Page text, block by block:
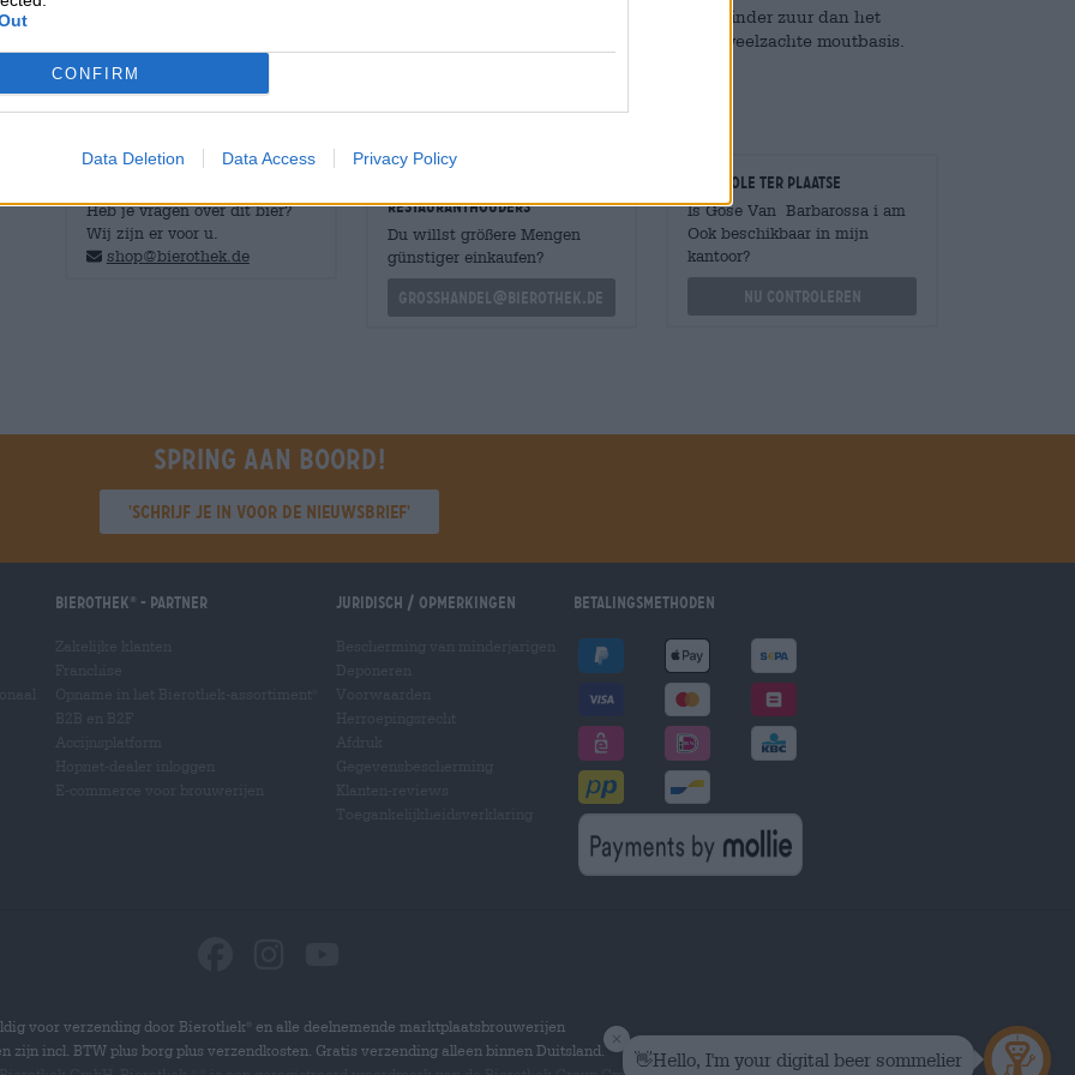
CONFIRM
Data Deletion Data Access Privacy Policy
eikenhoutsnippers aan het zure bier toegevoegd. Barbarossa’s interpretatie is minder zuur dan het
origineel, maar schittert met prachtige vanille- en houtachtige tonen en een fluweelzachte moutbasis.
Heb je vragen over dit bier?
Wij zijn er voor u.
shop@bierothek.de
restauranthouders
Du willst größere Mengen
günstiger einkaufen?
grosshandel@bierothek.de
Controle ter plaatse
Is Gose Van Barbarossa i am
Ook beschikbaar in mijn
kantoor?
Nu controleren
Spring aan boord!
'Schrijf je in voor de nieuwsbrief'
Bierothek - Partner Juridisch / Opmerkingen Betalingsmethoden
voor verzending door Bierothek
en alle deelnemende marktplaatsbrouwerijen
zijn incl. BTW plus borg plus verzendkosten. Gratis verzending alleen binnen Duitsland.